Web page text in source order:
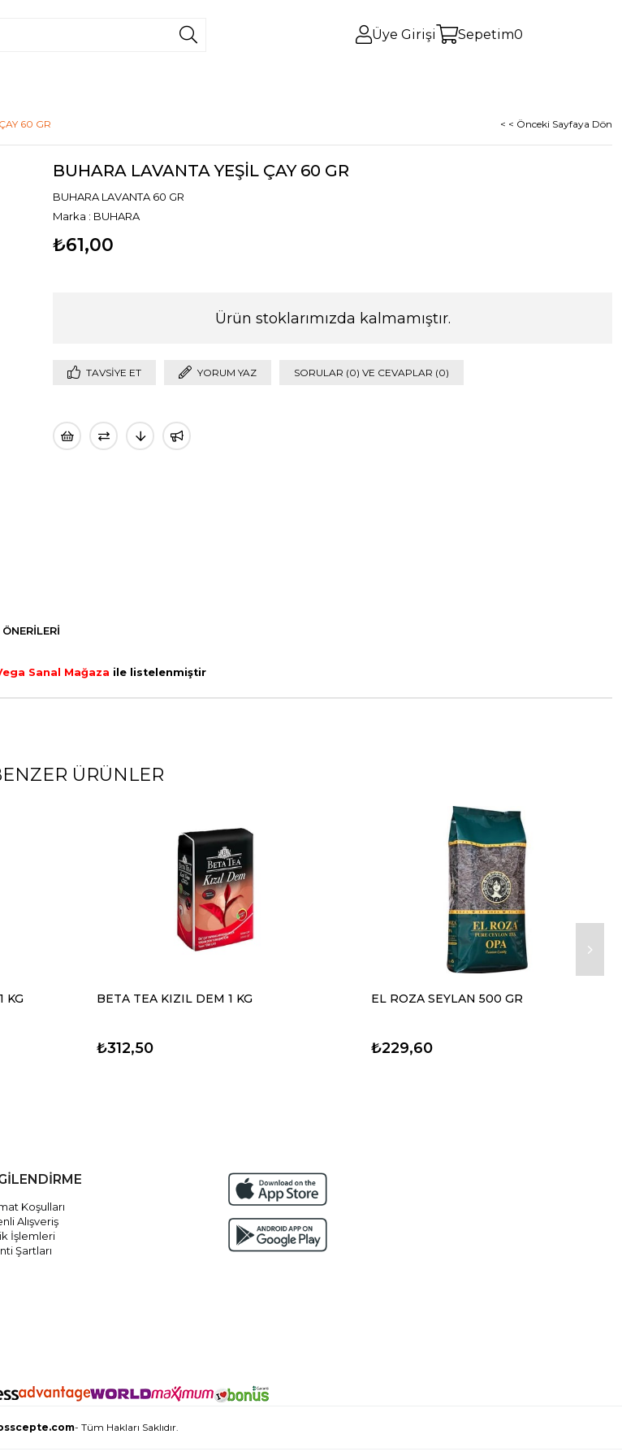
Üye Girişi Sepetim0
60 GR < < Önceki Sayfaya Dön
BUHARA LAVANTA YEŞİL ÇAY 60 GR
BUHARA LAVANTA 60 GR
Marka : BUHARA
₺61,00
Ürün stoklarımızda kalmamıştır.
TAVSIYE ET YORUM YAZ SORULAR (0) VE CEVAPLAR (0)
Sanal Mağaza ile listelenmiştir
ÜRÜNLER
KG BETA TEA KIZIL DEM 1 KG
₺312,50
EL ROZA SEYLAN 500 GR
₺229,60
Koşulları
Alışveriş
İşlemleri
Şartları
- Tüm Hakları Saklıdır.